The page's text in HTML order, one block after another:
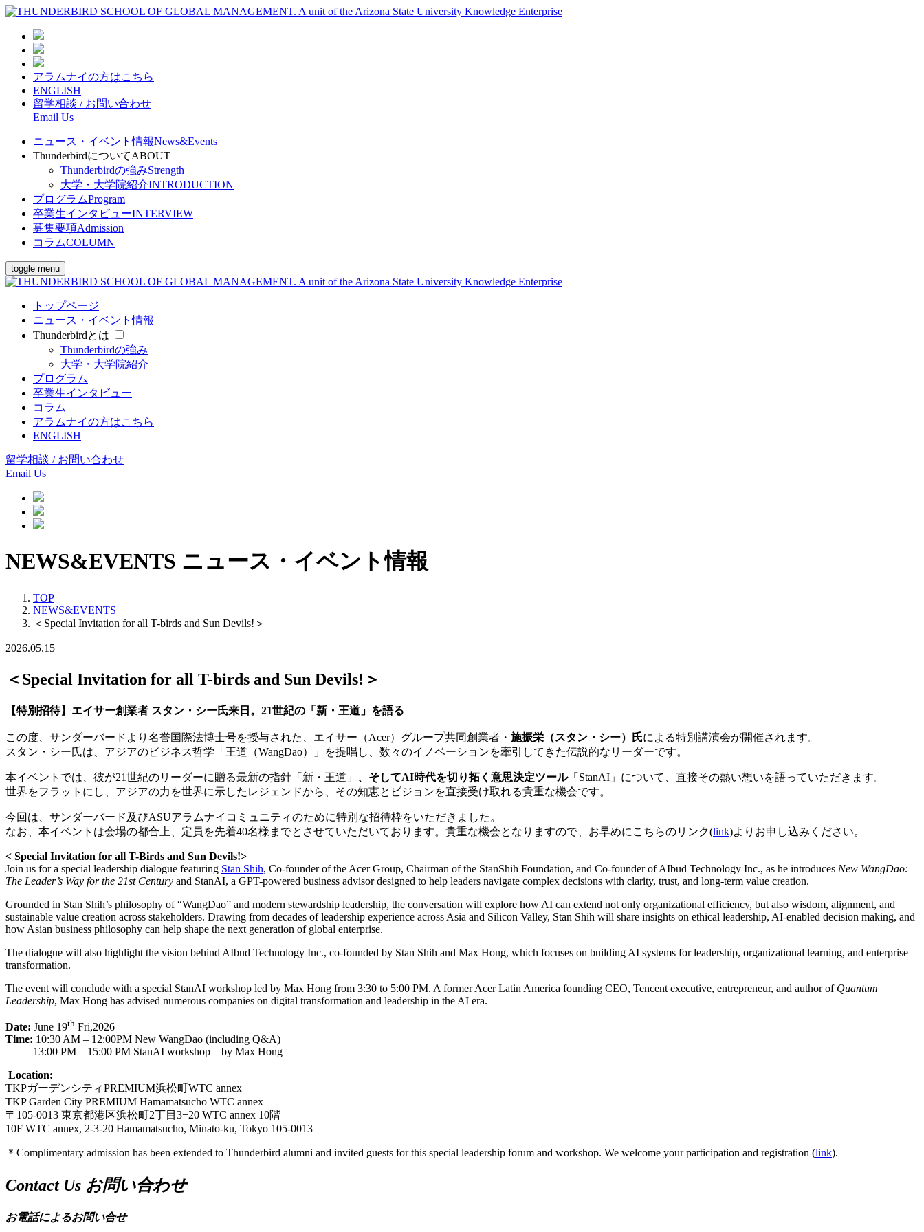
アラムナイの方はこちら
ENGLISH
留学相談 / お問い合わせ
Email Us
ニュース・イベント情報News&Events
ThunderbirdについてABOUT
Thunderbirdの強みStrength
大学・大学院紹介INTRODUCTION
プログラムProgram
卒業生インタビューINTERVIEW
募集要項Admission
コラムCOLUMN
toggle menu
トップページ
ニュース・イベント情報
Thunderbirdとは
Thunderbirdの強み
大学・大学院紹介
プログラム
卒業生インタビュー
コラム
アラムナイの方はこちら
ENGLISH
留学相談 / お問い合わせ
Email Us
NEWS&EVENTS ニュース・イベント情報
TOP
NEWS&EVENTS
＜Special Invitation for all T-birds and Sun Devils!＞
2026.05.15
＜Special Invitation for all T-birds and Sun Devils!＞
【特別招待】エイサー創業者 スタン・シー氏来日。21世紀の「新・王道」を語る
この度、サンダーバードより名誉国際法博士号を授与された、エイサー（Acer）グループ共同創業者・ 施振栄（スタン・シー）氏による特別講演会が開催されます。
スタン・シー氏は、アジアのビジネス哲学「王道（WangDao）」を提唱し、数々のイノベーションを牽引してきた伝説的なリーダーです。
本イベントでは、彼が21世紀のリーダーに贈る最新の指針「新・王道」 、そしてAI時代を切り拓く意思決定ツール「StanAI」について、直接その熱い想いを語っていただきます。
世界をフラットにし、アジアの力を世界に示したレジェンドから、その知恵とビジョンを直接受け取れる貴重な機会です。
今回は、サンダーバード及びASUアラムナイコミュニティのために特別な招待枠をいただきました。
なお、本イベントは会場の都合上、定員を先着40名様までとさせていただいております。貴重な機会となりますので、お早めにこちらのリンク(link)よりお申し込みください。
< Special Invitation for all T-Birds and Sun Devils!>
Join us for a special leadership dialogue featuring Stan Shih, Co-founder of the Acer Group, Chairman of the StanShih Foundation, and Co-founder of AIbud Technology Inc., as he introduces New WangDao:
The Leader’s Way for the 21st Century and StanAI, a GPT-powered business advisor designed to help leaders navigate complex decisions with clarity, trust, and long-term value creation.
Grounded in Stan Shih’s philosophy of “WangDao” and modern stewardship leadership, the conversation will explore how AI can extend not only organizational efficiency, but also wisdom, alignment, and
sustainable value creation across stakeholders. Drawing from decades of leadership experience across Asia and Silicon Valley, Stan Shih will share insights on ethical leadership, AI-enabled decision making, and
how Asian business philosophy can help shape the next generation of global enterprise.
The dialogue will also highlight the vision behind AIbud Technology Inc., co-founded by Stan Shih and Max Hong, which focuses on building AI systems for leadership, organizational learning, and enterprise
transformation.
The event will conclude with a special StanAI workshop led by Max Hong from 3:30 to 5:00 PM. A former Acer Latin America founding CEO, Tencent executive, entrepreneur, and author of Quantum
Leadership, Max Hong has advised numerous companies on digital transformation and leadership in the AI era.
Date: June 19th Fri,2026
Time: 10:30 AM – 12:00PM New WangDao (including Q&A)
13:00 PM – 15:00 PM StanAI workshop – by Max Hong
Location:
TKPガーデンシティPREMIUM浜松町WTC annex
TKP Garden City PREMIUM Hamamatsucho WTC annex
〒105-0013 東京都港区浜松町2丁目3−20 WTC annex 10階
10F WTC annex, 2-3-20 Hamamatsucho, Minato-ku, Tokyo 105-0013
＊Complimentary admission has been extended to Thunderbird alumni and invited guests for this special leadership forum and workshop. We welcome your participation and registration (link).
Contact Us お問い合わせ
お電話によるお問い合せ